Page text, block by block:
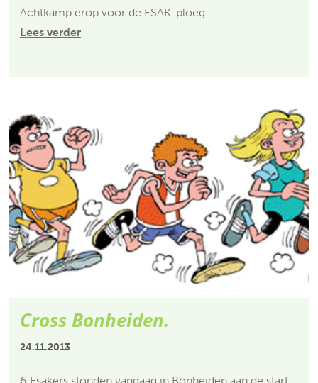
Achtkamp erop voor de ESAK-ploeg.
Lees verder
Cross Bonheiden.
24.11.2013